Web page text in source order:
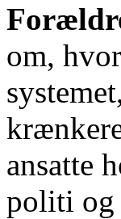
om,
ansatte
politi og